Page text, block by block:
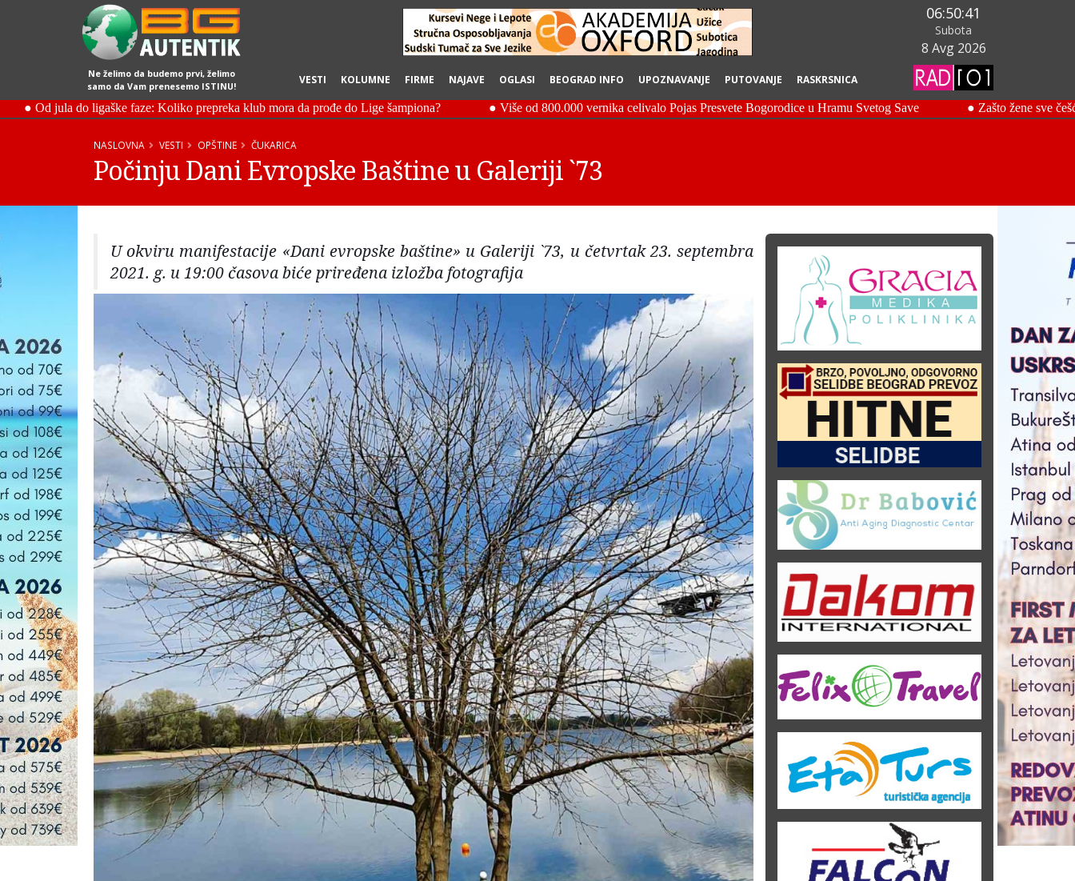
Ne želimo da budemo prvi, želimo
samo da Vam prenesemo ISTINU!
VESTI KOLUMNE FIRME NAJAVE OGLASI BEOGRAD INFO UPOZNAVANJE PUTOVANJE RASKRSNICA
06:50:42
Subota
8 Avg 2026
NASLOVNA VESTI OPŠTINE ČUKARICA
Počinju Dani Evropske Baštine u Galeriji `73
U okviru manifestacije «Dani evropske baštine» u Galeriji `73, u četvrtak 23. septembra
2021. g. u 19:00 časova biće priređena izložba fotografija